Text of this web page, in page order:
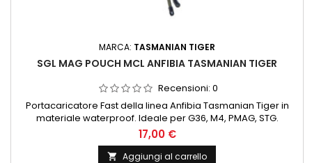
MARCA: TASMANIAN TIGER
SGL MAG POUCH MCL ANFIBIA TASMANIAN TIGER
Recensioni: 0
Portacaricatore Fast della linea Anfibia Tasmanian Tiger in
materiale waterproof. Ideale per G36, M4, PMAG, STG.
17,00 €
 Aggiungi al carrello